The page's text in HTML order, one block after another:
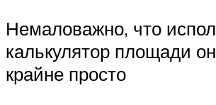
Немаловажно, что
калькулятор площади
крайне просто